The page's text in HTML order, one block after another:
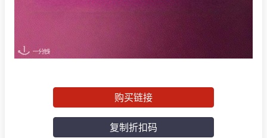
购买链接
复制折扣码